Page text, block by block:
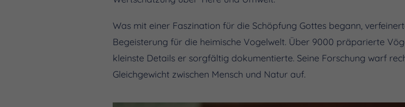
Was mit einer Faszination für die Schöpfung Gottes begann,
Begeisterung für die heimische Vogelwelt. Über 9000 präparierte
kleinste Details er sorgfältig dokumentierte. Seine Forschung warf
Gleichgewicht zwischen Mensch und Natur auf.